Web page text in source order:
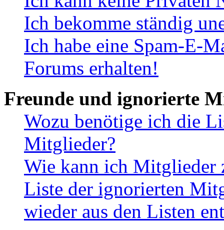
Ich bekomme ständig
Ich habe eine Spam-E-
Forums erhalten!
Freunde und ignorierte
Wozu benötige ich die
Mitglieder?
Wie kann ich Mitglieder
Liste der ignorierten
wieder aus den Listen